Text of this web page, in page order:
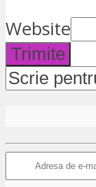
Website
Trimite